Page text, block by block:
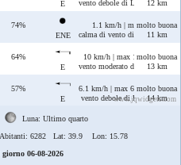
E
vento debole di Levante12 km
74%
ENE
1.1 km/h | max 4.6 km/h
calma di vento di Grecale/
molto buona
11 km
64%
E
10 km/h | max 10 km/h
vento moderato di Levante
molto buona
13 km
57%
E
6.1 km/h | max 6.3 km/h
vento debole di Levante
molto buona
14 km
www.jqwidgets.com
Luna: Ultimo quarto
6282 Lat: 39.9 Lon: 15.78
06-08-2026